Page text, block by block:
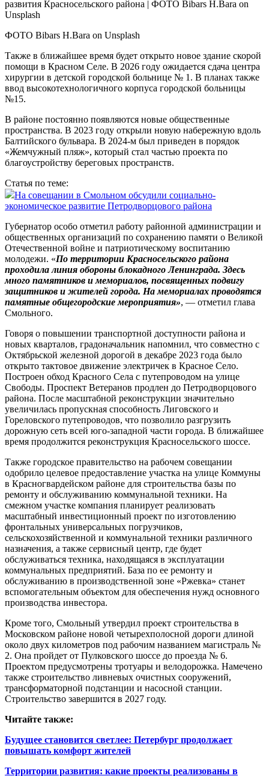
ФОТО Bibars H.Bara on Unsplash
Также в ближайшее время будет открыто новое здание скорой
помощи в Красном Селе. В 2026 году ожидается сдача центра
хирургии в детской городской больнице № 1. В планах также
ввод высокотехнологичного корпуса городской больницы
№15.
В районе постоянно появляются новые общественные
пространства. В 2023 году открыли новую набережную вдоль
Балтийского бульвара. В 2024‑м был приведен в порядок
«Жемчужный пляж», который стал частью проекта по
благоустройству береговых пространств.
Статья по теме:
На совещании в Смольном обсудили социально-
экономическое развитие Петродворцового района
Губернатор особо отметил работу районной администрации и
общественных организаций по сохранению памяти о Великой
Отечественной войне и патриотическому воспитанию
молодежи. «По территории Красносельского района
проходила линия обороны блокадного Ленинграда. Здесь
много памятников и мемориалов, посвященных подвигу
защитников и жителей города. На мемориалах проводятся
памятные общегородские мероприятия», — отметил глава
Смольного.
Говоря о повышении транспортной доступности района и
новых кварталов, градоначальник напомнил, что совместно с
Октябрьской железной дорогой в декабре 2023 года было
открыто тактовое движение электричек в Красное Село.
Построен обход Красного Села с путепроводом на улице
Свободы. Проспект Ветеранов продлен до Петродворцового
района. После масштабной реконструкции значительно
увеличилась пропускная способность Лиговского и
Гореловского путепроводов, что позволило разгрузить
дорожную сеть всей юго-западной части города. В ближайшее
время продолжится реконструкция Красносельского шоссе.
Также городское правительство на рабочем совещании
одобрило целевое предоставление участка на улице Коммуны
в Красногвардейском районе для строительства базы по
ремонту и обслуживанию коммунальной техники. На
смежном участке компания планирует реализовать
масштабный инвестиционный проект по изготовлению
фронтальных универсальных погрузчиков,
сельскохозяйственной и коммунальной техники различного
назначения, а также сервисный центр, где будет
обслуживаться техника, находящаяся в эксплуатации
коммунальных предприятий. База по ее ремонту и
обслуживанию в производственной зоне «Ржевка» станет
вспомогательным объектом для обеспечения нужд основного
производства инвестора.
Кроме того, Смольный утвердил проект строительства в
Московском районе новой четырехполосной дороги длиной
около двух километров под рабочим названием магистраль №
2. Она пройдет от Пулковского шоссе до проезда № 6.
Проектом предусмотрены тротуары и велодорожка. Намечено
также строительство ливневых очистных сооружений,
трансформаторной подстанции и насосной станции.
Строительство завершится в 2027 году.
Читайте также:
Будущее становится светлее: Петербург продолжает
повышать комфорт жителей
Территории развития: какие проекты реализованы в